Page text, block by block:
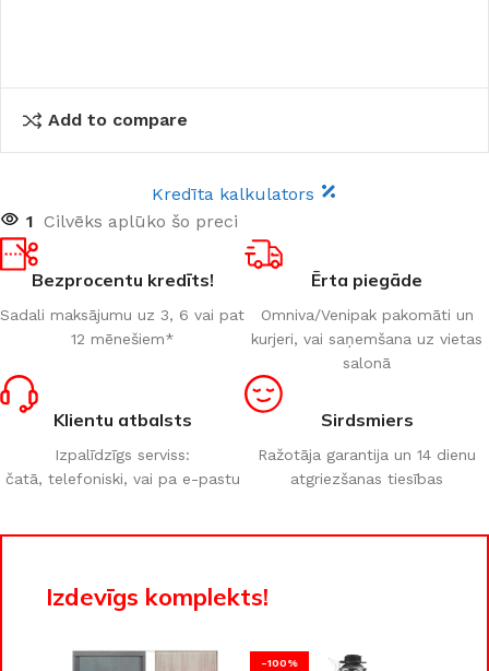
Add to compare
Kredīta kalkulators
1 Cilvēks aplūko šo preci
Bezprocentu kredīts!
Sadali maksājumu uz 3, 6 vai pat
12 mēnešiem*
Ērta piegāde
Omniva/Venipak pakomāti un
kurjeri, vai saņemšana uz vietas
salonā
Klientu atbalsts
Izpalīdzīgs serviss:
čatā, telefoniski, vai pa e-pastu
Sirdsmiers
Ražotāja garantija un 14 dienu
atgriezšanas tiesības
Izdevīgs komplekts!
-100%